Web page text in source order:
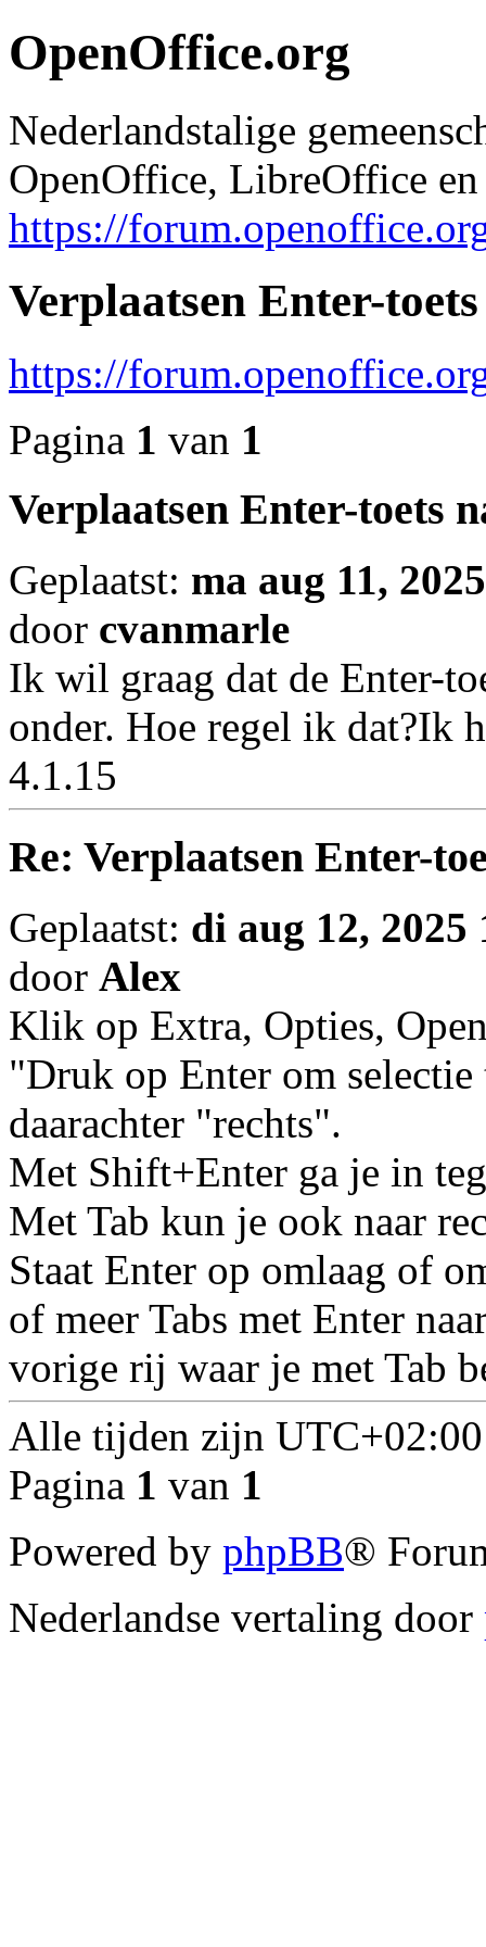
OpenOffice.org
Nederlandstalige
OpenOffice, LibreOffice
https://
Verplaatsen Enter-
https://
Pagina 1 van 1
Verplaatsen Enter-toets
Geplaatst: ma aug 11,
door cvanmarle
Ik wil graag dat de Enter-
onder. Hoe regel ik dat?Ik
4.1.15
Re: Verplaatsen Enter-
Geplaatst: di aug 12, 2025
door Alex
Klik op Extra, Opties,
"Druk op Enter om selectie
daarachter "rechts".
Met Shift+Enter ga je in
Met Tab kun je ook naar
Staat Enter op omlaag of
of meer Tabs met Enter
vorige rij waar je met Tab
Alle tijden zijn UTC+02:00
Pagina 1 van 1
Powered by phpBB®
Nederlandse vertaling door